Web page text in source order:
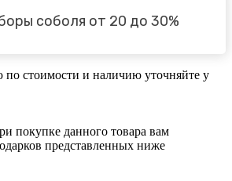
соболя от 20 до 30%
стоимости и наличию уточняйте у
покупке данного товара вам
представленных ниже